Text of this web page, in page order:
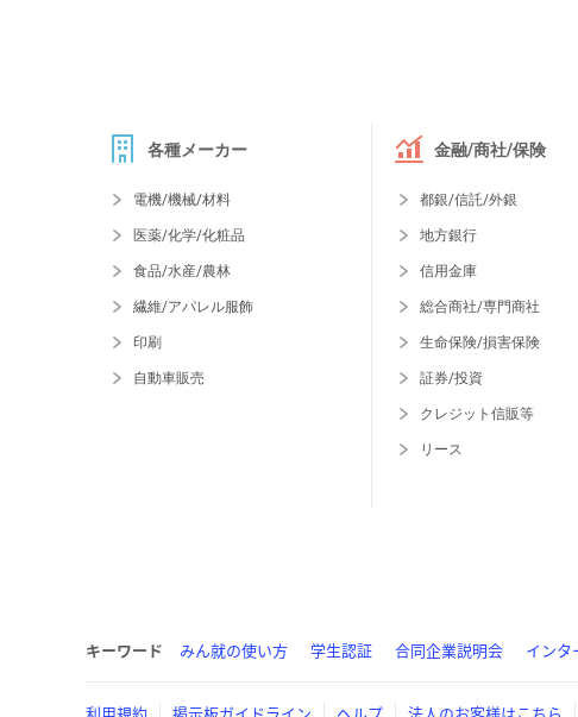
各種メーカー
電機/機械/材料
医薬/化学/化粧品
食品/水産/農林
繊維/アパレル服飾
印刷
自動車販売
金融/商社/保険
都銀/信託/外銀
地方銀行
信用金庫
総合商社/専門商社
生命保険/損害保険
証券/投資
クレジット信販等
リース
キーワード みん就の使い方 学生認証 合同企業説明会 インタ